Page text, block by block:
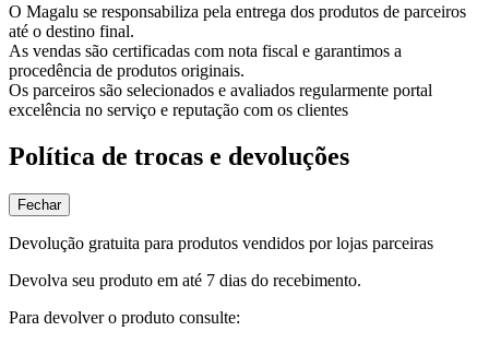
O Magalu se responsabiliza pela entrega dos produtos de parceiros
até o destino final.
As vendas são certificadas com nota fiscal e garantimos a
procedência de produtos originais.
Os parceiros são selecionados e avaliados regularmente portal
excelência no serviço e reputação com os clientes
Política de trocas e devoluções
Fechar
Devolução gratuita para produtos vendidos por lojas parceiras
Devolva seu produto em até 7 dias do recebimento.
Para devolver o produto consulte: